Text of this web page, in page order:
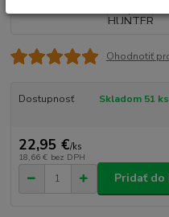
Ohodnotiť
Dostupnosť Skladom 51 ks
22,95 €/ks
18,66 € bez DPH
Pridať do